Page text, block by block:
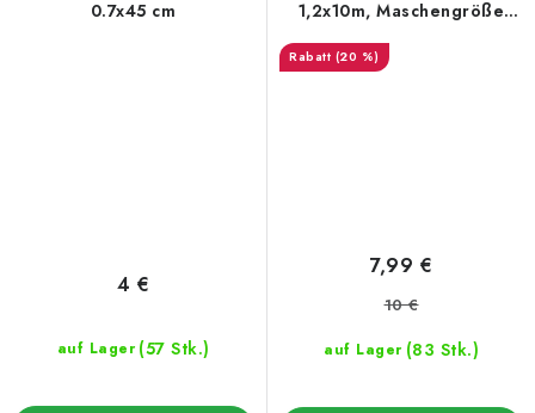
0.7x45 cm
auf Lager (57 Stk.)
4 €
1,2x10m, Maschengröße
(20 %)
auf Lager (83 Stk.)
7,99 €
10 €